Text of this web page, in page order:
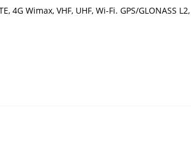
4G Wimax, VHF, UHF, Wi-Fi. GPS/GLONASS